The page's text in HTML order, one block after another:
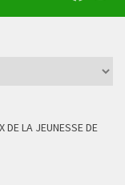
DE LA JEUNESSE DE